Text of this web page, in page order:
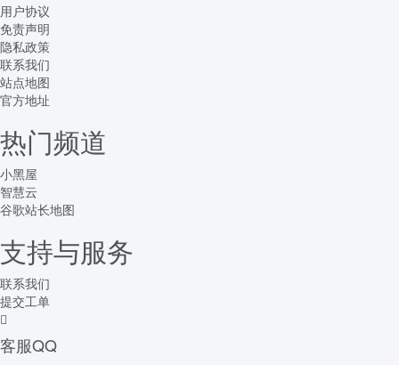
用户协议
免责声明
隐私政策
联系我们
站点地图
官方地址
热门频道
小黑屋
智慧云
谷歌站长地图
支持与服务
联系我们
提交工单
客服QQ